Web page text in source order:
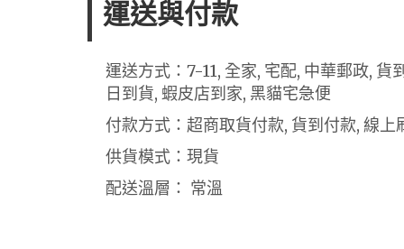
運送與付款
運送方式：7-11, 全家, 宅配, 中華郵政,
日到貨, 蝦皮店到家, 黑貓宅急便
付款方式：超商取貨付款, 貨到付款, 線上
供貨模式：現貨
配送溫層： 常溫